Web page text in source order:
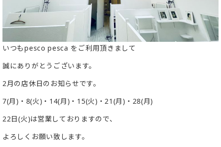
いつもpesco pesca をご利用頂きまして
誠にありがとうございます。
2月の店休日のお知らせです。
7(月)・8(火)・14(月)・15(火)・21(月)・28(月)
22日(火)は営業しておりますので、
よろしくお願い致します。